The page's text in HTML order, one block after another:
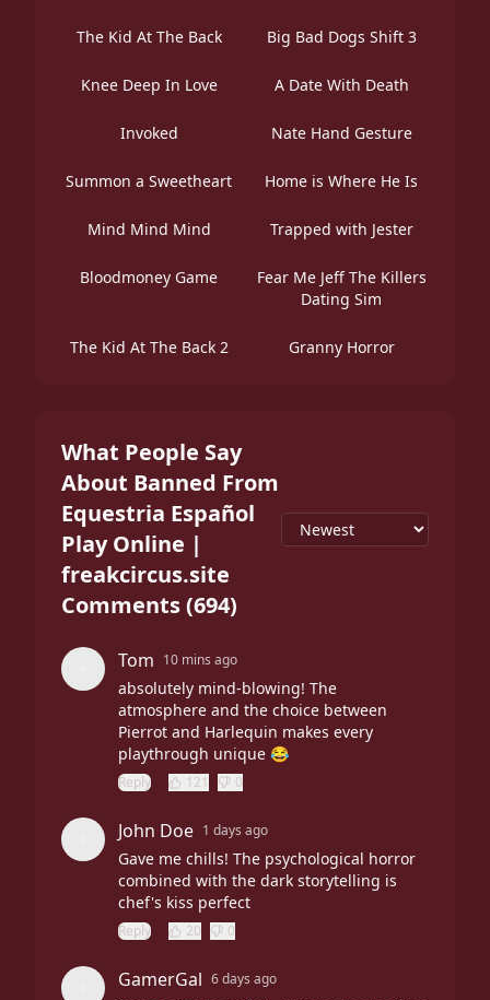
The Kid At The Back Big Bad Dogs Shift 3
Knee Deep In Love A Date With Death
Invoked Nate Hand Gesture
Summon a Sweetheart Home is Where He Is
Mind Mind Mind Trapped with Jester
Bloodmoney Game
Fear Me Jeff The Killers
Dating Sim
The Kid At The Back 2 Granny Horror
What People Say
About Banned From
Equestria Español
Play Online |
freakcircus.site
Comments(694)
Tom 10 mins ago
absolutely mind-blowing! The
atmosphere and the choice between
Pierrot and Harlequin makes every
playthrough unique 😂
Reply 121 0
John Doe 1 days ago
Gave me chills! The psychological horror
combined with the dark storytelling is
chef's kiss perfect
Reply 20 0
GamerGal 6 days ago